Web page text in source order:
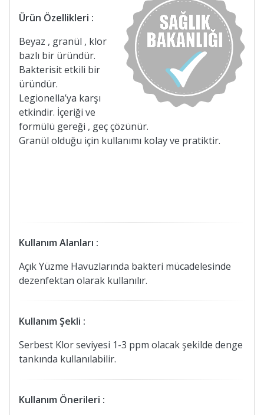
Ürün Özellikleri :
Beyaz , granül , klor
bazlı bir üründür.
Bakterisit etkili bir
üründür.
Legionella’ya karşı
etkindir. İçeriği ve
formülü gereği , geç çözünür.
Granül olduğu için kullanımı kolay ve pratiktir.
Kullanım Alanları :
Açık Yüzme Havuzlarında bakteri mücadelesinde
dezenfektan olarak kullanılır.
Kullanım Şekli :
Serbest Klor seviyesi 1-3 ppm olacak şekilde denge
tankında kullanılabilir.
Kullanım Önerileri :